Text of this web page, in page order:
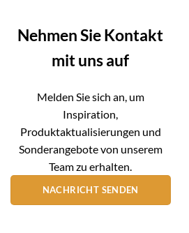
Nehmen Sie Kontakt
mit uns auf
Melden Sie sich an, um
Inspiration,
Produktaktualisierungen und
Sonderangebote von unserem
Team zu erhalten.
NACHRICHT SENDEN